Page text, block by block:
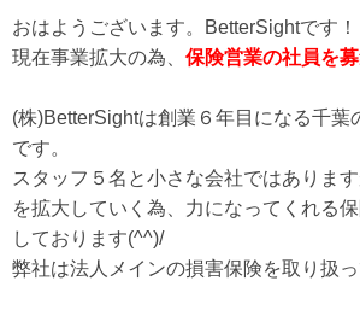
おはようございます。BetterSightです！
現在事業拡大の為、 保険営業の社員を
(株)BetterSightは創業６年目になる千葉
です。
スタッフ５名と小さな会社ではありま
を拡大していく為、力になってくれる
しております(^^)/
弊社は法人メインの損害保険を取り扱っ